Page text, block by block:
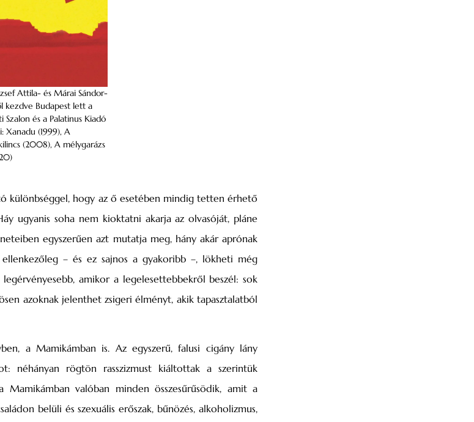
Attila- és Márai Sándor-
kezdve Budapest lett a
és a Palatinus Kiadó
Xanadu (1999), A
(2008), A mélygarázs
különbséggel, hogy az ő esetében mindig tetten érhető
ugyanis soha nem kioktatni akarja az olvasóját, pláne
egyszerűen azt mutatja meg, hány akár aprónak
– és ez sajnos a gyakoribb –, lökheti még
amikor a legelesettebbekről beszél: sok
azoknak jelenthet zsigeri élményt, akik tapasztalatból
a Mamikámban is. Az egyszerű, falusi cigány lány
néhányan rögtön rasszizmust kiáltottak a szerintük
valóban minden össze­sűrűsödik, amit a
belüli és szexuális erőszak, bűnözés, alkoholizmus,